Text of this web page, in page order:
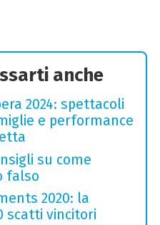
anche
2024: spettacoli
e performance
su come
falso
2020: la
scatti vincitori